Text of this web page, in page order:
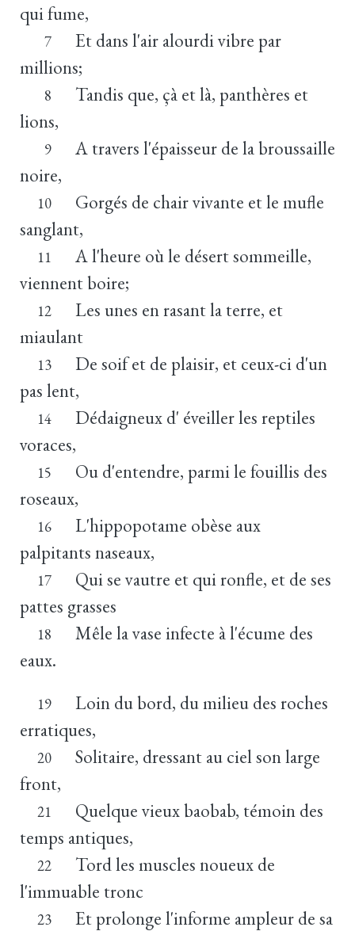
qui fume,
7
Et dans l'air alourdi vibre par
millions;
8
Tandis que, çà et là, panthères et
lions,
9
A travers l'épaisseur de la broussaille
noire,
10
Gorgés de chair vivante et le mufle
sanglant,
11
A l'heure où le désert sommeille,
viennent boire;
12
Les unes en rasant la terre, et
miaulant
13
De soif et de plaisir, et ceux-ci d'un
pas lent,
14
Dédaigneux d' éveiller les reptiles
voraces,
15
Ou d'entendre, parmi le fouillis des
roseaux,
16
L'hippopotame obèse aux
palpitants naseaux,
17
Qui se vautre et qui ronfle, et de ses
pattes grasses
18
Mêle la vase infecte à l'écume des
eaux.
19
Loin du bord, du milieu des roches
erratiques,
20
Solitaire, dressant au ciel son large
front,
21
Quelque vieux baobab, témoin des
temps antiques,
22
Tord les muscles noueux de
l'immuable tronc
23
Et prolonge l'informe ampleur de sa